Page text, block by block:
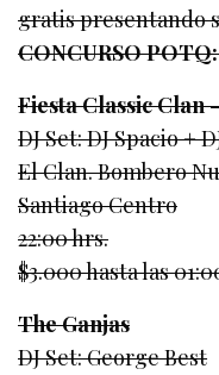
gratis presentando
CONCURSO
Fiesta Classic Clan
DJ Set: DJ Spacio +
El Clan. Bombero
Santiago Centro
22:00 hrs.
$3.000 hasta las
The Ganjas
DJ Set: George Best